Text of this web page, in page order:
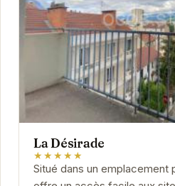
La Désirade
★★★★★
Situé dans un emplacement